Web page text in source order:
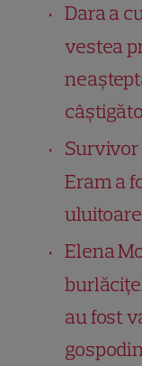
Dara a
vestea
Survivor
Eram a
Elena
au fost